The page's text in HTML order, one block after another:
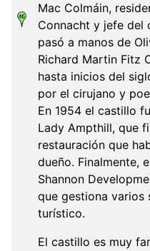
Mac Colmáin,
Connacht y jefe del
pasó a manos de
Richard Martin Fitz
hasta inicios del
por el cirujano y
En 1954 el castillo
Lady Ampthill, que
restauración que
dueño. Finalmente,
Shannon
que gestiona
turístico.
El castillo es muy